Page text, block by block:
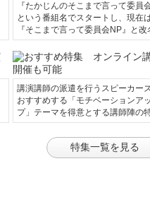
『たかじんのそこまで言って委員会
という番組名でスタートし、現在
『そこまで言って委員会NP』と改
講演講師の派遣を行うスピーカー
おすすめする「モチベーションアッ
プ」テーマを得意とする講師陣の
特集一覧を見る